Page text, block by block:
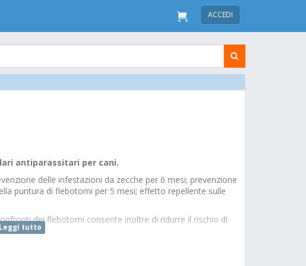
ACCEDI
antiparassitari per cani.
delle infestazioni da zecche per 6 mesi; prevenzione
puntura di flebotomi per 5 mesi; effetto repellente sulle
dei flebotomi consente inoltre di ridurre il rischio di
Leggi tutto